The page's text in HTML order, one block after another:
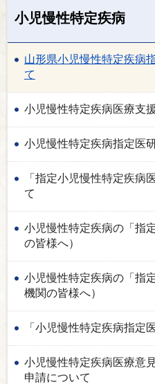
小児慢性特定疾病
山形県小児慢性特定疾病
て
小児慢性特定疾病医療支
小児慢性特定疾病指定医
「指定小児慢性特定疾病
て
小児慢性特定疾病の「指
の皆様へ）
小児慢性特定疾病の「指
機関の皆様へ）
「小児慢性特定疾病指定
小児慢性特定疾病医療意
申請について